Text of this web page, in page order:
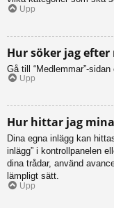
Upp
Hur söker jag
Gå till “Medlemmar”-
Upp
Hur hittar jag
Dina egna inlägg kan
inlägg” i kontrollpanelen
dina trådar, använd
lämpligt sätt.
Upp